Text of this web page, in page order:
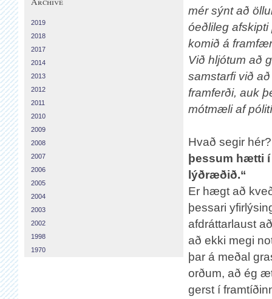
mér sýnt að
óeðlileg
komið á
Við hljótum að
samstarfi við
framferði, auk
mótmæli af
Hvað segir
þessum hætti
lýðræðið.“
Er hægt að
þessari
afdráttarlaust
að ekki megi
þar á meðal
orðum, að ég
gerst í
2019
2018
2017
2014
2013
2012
2011
2010
2009
2008
2007
2006
2005
2004
2003
2002
1998
1970